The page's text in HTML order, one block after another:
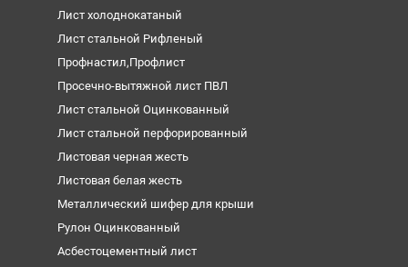
Лист холоднокатаный
Лист стальной Рифленый
Профнастил,Профлист
Просечно-вытяжной лист ПВЛ
Лист стальной Оцинкованный
Лист стальной перфорированный
Листовая черная жесть
Листовая белая жесть
Металлический шифер для крыши
Рулон Оцинкованный
Асбестоцементный лист